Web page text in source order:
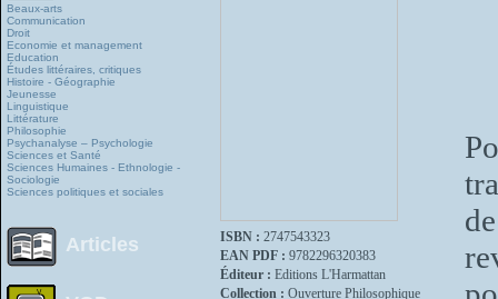
Beaux-arts
Communication
Droit
Economie et management
Education
Études littéraires, critiques
Histoire - Géographie
Jeunesse
Linguistique
Littérature
Philosophie
Psychanalyse – Psychologie
Sciences et Santé
Sciences Humaines - Ethnologie -
Sociologie
Sciences politiques et sociales
Articles ISBN : 2747543323
EAN PDF : 9782296320383
Éditeur : Editions L'Harmattan
Collection : Ouverture Philosophique